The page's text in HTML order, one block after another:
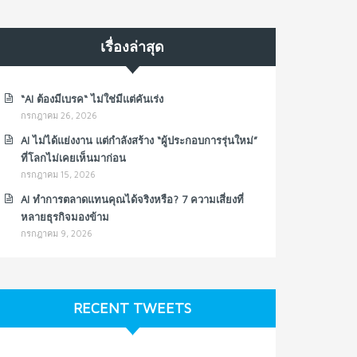
เรื่องล่าสุด
“AI ต้องมีเบรค“ ไม่ใช่มีแต่คันเร่ง
กรกฎาคม 26, 2026
AI ไม่ได้แย่งงาน แต่กำลังสร้าง “ผู้ประกอบการรุ่นใหม่”
ที่โลกไม่เคยเห็นมาก่อน
กรกฎาคม 15, 2026
AI ทำการตลาดแทนคุณได้จริงหรือ? 7 ความเสี่ยงที่
หลายธุรกิจมองข้าม
กรกฎาคม 9, 2026
RECENT TWEETS